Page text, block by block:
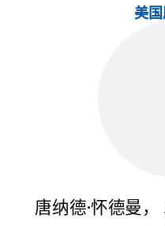
美
唐纳德·怀德曼，